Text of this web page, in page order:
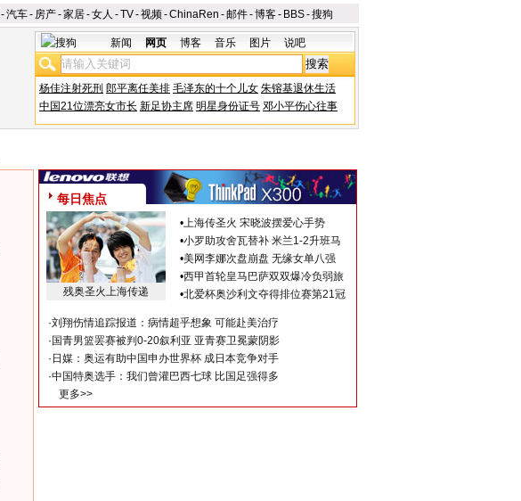
-汽车- 房产-家居-女人 -TV-视频-ChinaRen -邮件-博客- BBS-搜狗
新闻 网页 博客 音乐 图片 说吧
杨佳注射死刑 郎平离任美排 毛泽东的十个儿女 朱镕基退休生活
中国21位漂亮女市长 新足协主席 明星身份证号 邓小平伤心往事
每日焦点
残奥圣火上海传递
•上海传圣火 宋晓波摆爱心手势
•小罗助攻舍瓦替补 米兰1-2升班马
•美网李娜次盘崩盘 无缘女单八强
•西甲首轮皇马巴萨双双爆冷负弱旅
•北爱杯奥沙利文夺得排位赛第21冠
·刘翔伤情追踪报道：病情超乎想象 可能赴美治疗
· 国青男篮罢赛被判0-20叙利亚 亚青赛卫冕蒙阴影
· 日媒：奥运有助中国申办世界杯 成日本竞争对手
·中国特奥选手：我们曾灌巴西七球 比国足强得多
更多>>